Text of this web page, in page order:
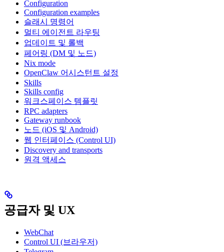
Configuration
Configuration examples
슬래시 명령어
멀티 에이전트 라우팅
업데이트 및 롤백
페어링 (DM 및 노드)
Nix mode
OpenClaw 어시스턴트 설정
Skills
Skills config
워크스페이스 템플릿
RPC adapters
Gateway runbook
노드 (iOS 및 Android)
웹 인터페이스 (Control UI)
Discovery and transports
원격 액세스
공급자 및 UX
WebChat
Control UI (브라우저)